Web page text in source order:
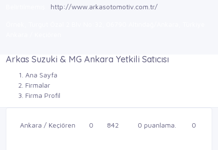
http://www.arkasotomotiv.com.tr/
Arkas Suzuki & MG Ankara Yetkili Satıcısı
Ana Sayfa
Firmalar
Firma Profil
Ankara / Keçiören 0 842 0 puanlama. 0